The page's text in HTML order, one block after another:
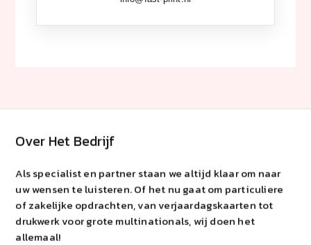
Over Het Bedrijf
Als specialist en partner staan we altijd klaar om naar
uw wensen te luisteren. Of het nu gaat om particuliere
of zakelijke opdrachten, van verjaardagskaarten tot
drukwerk voor grote multinationals, wij doen het
allemaal!